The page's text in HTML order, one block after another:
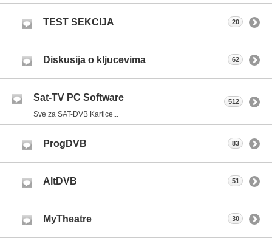
TEST SEKCIJA 20
Diskusija o kljucevima 62
Sat-TV PC Software
Sve za SAT-DVB Kartice...
512
ProgDVB 83
AltDVB 51
MyTheatre 30